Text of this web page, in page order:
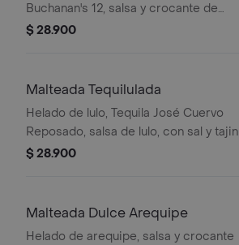
Buchanan's 12, salsa y crocante de
chocolate con chantilly.
$ 28.900
Malteada Tequilulada
Helado de lulo, Tequila José Cuervo
Reposado, salsa de lulo, con sal y tajin
$ 28.900
Malteada Dulce Arequipe
Helado de arequipe, salsa y crocante